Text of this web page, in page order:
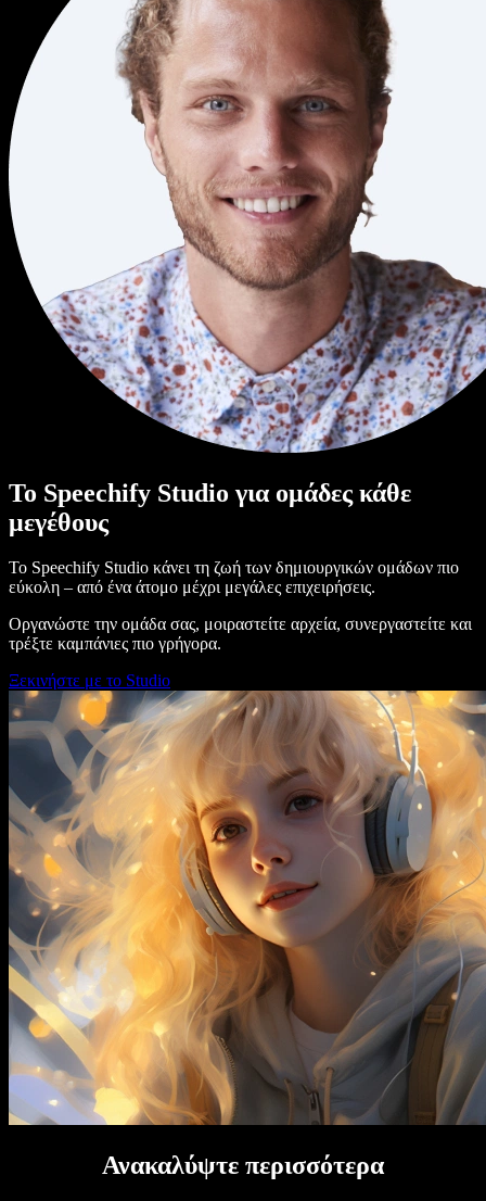
Το Speechify Studio για ομάδες κάθε
μεγέθους
Το Speechify Studio κάνει τη ζωή των δημιουργικών ομάδων πιο
εύκολη – από ένα άτομο μέχρι μεγάλες επιχειρήσεις.
Οργανώστε την ομάδα σας, μοιραστείτε αρχεία, συνεργαστείτε και
τρέξτε καμπάνιες πιο γρήγορα.
Ξεκινήστε με το Studio
Ανακαλύψτε περισσότερα